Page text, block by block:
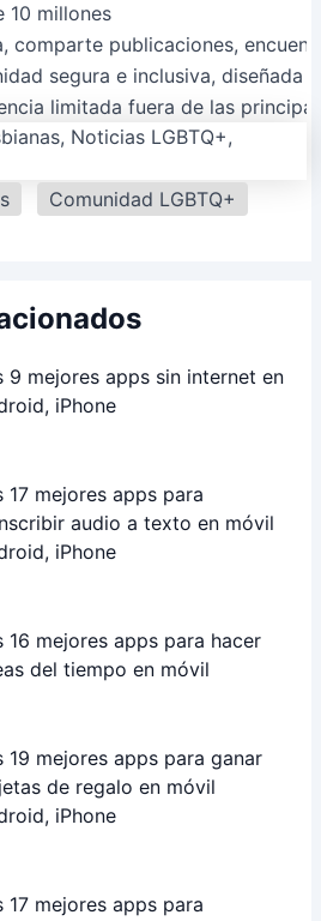
10 millones
comparte publicaciones,
segura e inclusiva, diseñada
limitada fuera de las
Comunidad LGBTQ+
9 mejores apps sin internet en
iPhone
17 mejores apps para
audio a texto en móvil
iPhone
16 mejores apps para hacer
del tiempo en móvil
19 mejores apps para ganar
de regalo en móvil
iPhone
17 mejores apps para